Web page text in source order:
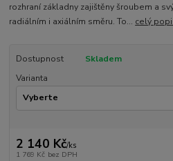
rozhraní základny zajištěny šroubem a
radiálním i axiálním směru. To... celý
Dostupnost
Skladem
Varianta
2 140 Kč/ks
1 769 Kč bez DPH